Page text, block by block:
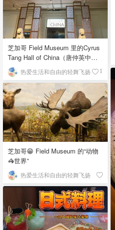
芝加哥 Field Museum 里的Cyrus
Tang Hall of China（唐仲英中国
馆） 热爱生活和自由的轻舞飞扬 1
芝加哥😁 Field Museum 的“动物
🦓世界”
热爱生活和自由的轻舞飞扬